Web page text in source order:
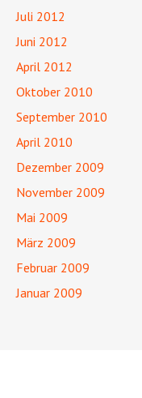
Juli 2012
Juni 2012
April 2012
Oktober 2010
September 2010
April 2010
Dezember 2009
November 2009
Mai 2009
März 2009
Februar 2009
Januar 2009